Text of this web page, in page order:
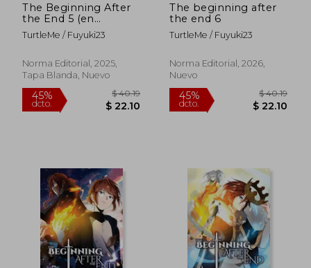
The Beginning After
the End 5 (en
Castellano)
TurtleMe / Fuyuki23
Norma Editorial, 2025,
Tapa Blanda, Nuevo
45%
dcto. $ 22.10
The beginning after
the end 6
TurtleMe / Fuyuki23
Norma Editorial, 2026,
Nuevo
45%
dcto.